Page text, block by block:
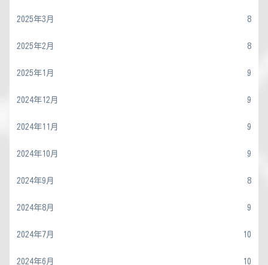
2025年3月 8
2025年2月 8
2025年1月 9
2024年12月 9
2024年11月 9
2024年10月 9
2024年9月 8
2024年8月 9
2024年7月 10
2024年6月 10